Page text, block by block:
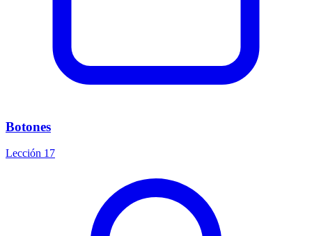
Botones
Lección 17